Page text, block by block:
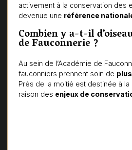
activement à la conservation des
devenue une référence
Combien y a-t-il
de Fauconnerie ?
Au sein de l’Académie de
fauconniers prennent soin de
Près de la moitié est destinée à
raison des enjeux de